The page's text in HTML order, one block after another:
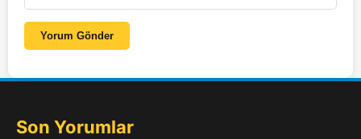
Yorum Gönder
Son Yorumlar